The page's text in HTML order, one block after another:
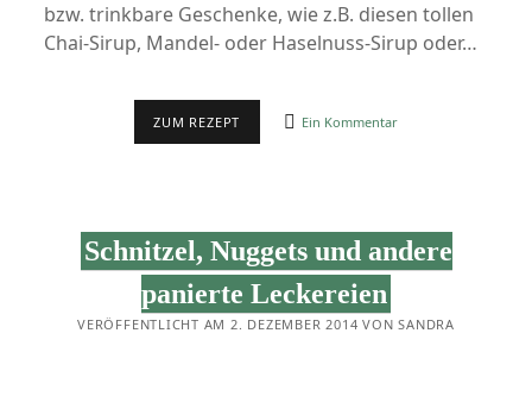
bzw. trinkbare Geschenke, wie z.B. diesen tollen
Chai-Sirup, Mandel- oder Haselnuss-Sirup oder…
ZUM REZEPT SUPERCREMIGER
Ein Kommentar
Schnitzel, Nuggets und andere
panierte Leckereien
VERÖFFENTLICHT AM 2. DEZEMBER 2014 VON SANDRA